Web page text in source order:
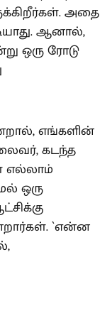
அதை
ஆனால்,
ஒரு ரோடு
எங்களின்
கடந்த
எல்லாம்
ஒரு
`என்ன